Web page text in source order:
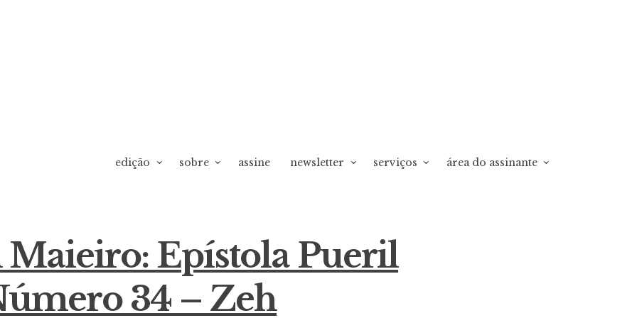
edição sobre assine newsletter serviços área do assinante
Maieiro: Epístola Pueril
34 – Zeh